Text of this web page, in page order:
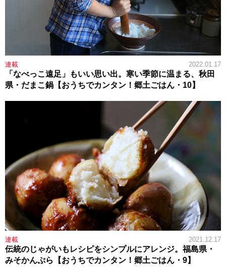
連載 2022.01.17
「なべっこ遠足」もいい思い出。寒い季節に温まる、秋田
県・だまこ鍋【おうちでカンタン！郷土ごはん・10】
連載 2021.12.17
伝統のじゃがいもレシピをシンプルにアレンジ。福島県・
みそかんぷら【おうちでカンタン！郷土ごはん・9】